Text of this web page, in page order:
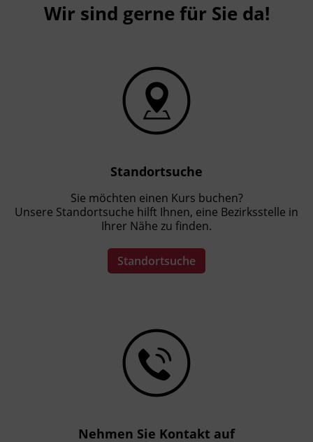
Wir sind gerne für Sie da!
Standortsuche
Sie möchten einen Kurs buchen?
Unsere Standortsuche hilft Ihnen, eine Bezirksstelle in
Ihrer Nähe zu finden.
Standortsuche
Nehmen Sie Kontakt auf